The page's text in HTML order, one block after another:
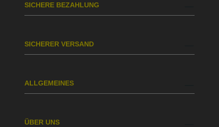
SICHERE BEZAHLUNG
SICHERER VERSAND
ALLGEMEINES
ÜBER UNS